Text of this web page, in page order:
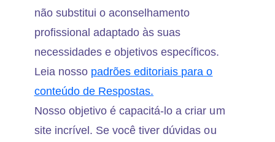
não substitui o aconselhamento
profissional adaptado às suas
necessidades e objetivos específicos.
Leia nosso padrões editoriais para o
conteúdo de Respostas.
Nosso objetivo é capacitá-lo a criar um
site incrível. Se você tiver dúvidas ou